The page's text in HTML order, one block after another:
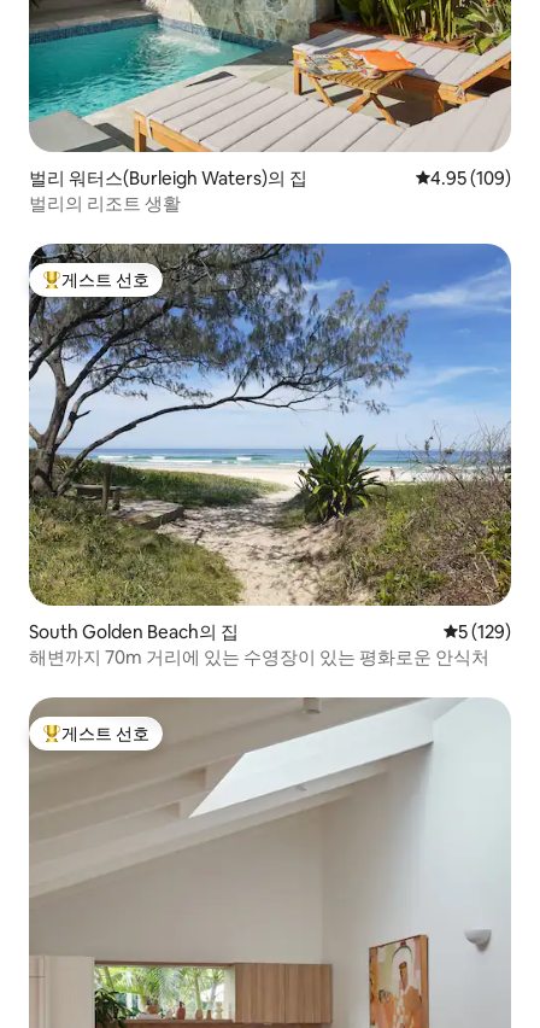
벌리 워터스(Burleigh Waters)의 집 평점 4.95점(5
4.95 (109)
벌리의 리조트 생활
상위 게스트 선호
게스트 선호
South Golden Beach의 집 평점 5점(5
5 (129)
해변까지 70m 거리에 있는 수영장이 있는 평화로운 안식처
상위 게스트 선호
게스트 선호